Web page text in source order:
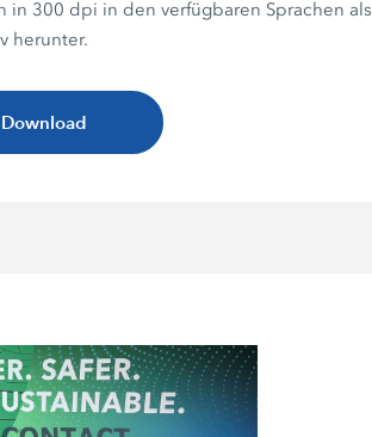
in 300 dpi in den verfügbaren Sprachen als
herunter.
Download